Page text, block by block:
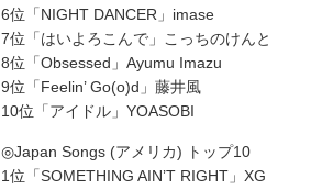
6位「NIGHT DANCER」imase
7位「はいよろこんで」こっちのけんと
8位「Obsessed」Ayumu Imazu
9位「Feelin’ Go(o)d」藤井風
10位「アイドル」YOASOBI
◎Japan Songs (アメリカ) トップ10
1位「SOMETHING AIN’T RIGHT」XG